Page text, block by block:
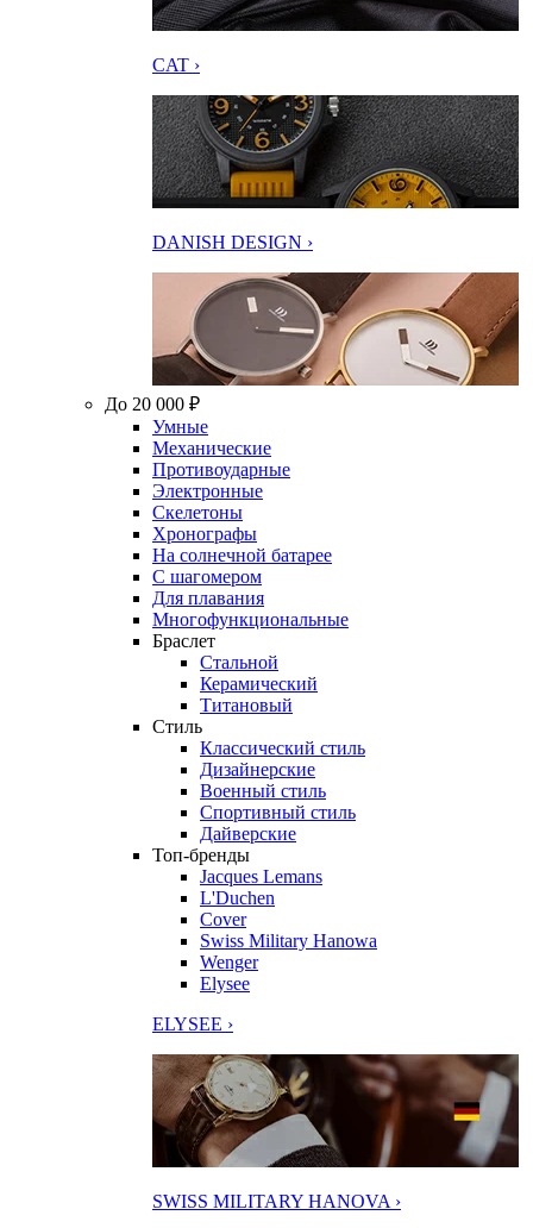
CAT ›
DANISH DESIGN ›
До 20 000 ₽
Умные
Механические
Противоударные
Электронные
Скелетоны
Хронографы
На солнечной батарее
С шагомером
Для плавания
Многофункциональные
Браслет
Стальной
Керамический
Титановый
Стиль
Классический стиль
Дизайнерские
Военный стиль
Спортивный стиль
Дайверские
Топ-бренды
Jacques Lemans
L'Duchen
Cover
Swiss Military Hanowa
Wenger
Elysee
ELYSEE ›
SWISS MILITARY HANOVA ›